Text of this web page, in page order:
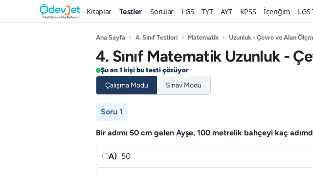
Kitaplar Testler Sorular LGS TYT AYT KPSS İçeriğim
Ana Sayfa › 4. Sınıf Testleri › Matematik › Uzunluk - Çevre ve Alan
4. Sınıf Matematik Uzunluk -
Şu an 1 kişi bu testi çözüyor
Çalışma Modu
Sınav Modu
Soru 1
Bir adımı 50 cm gelen Ayşe, 100 met­relik bahçeyi kaç
A) 50